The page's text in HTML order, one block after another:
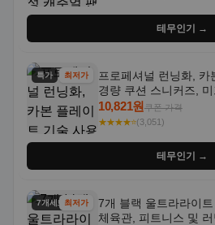
테무인기 →
특가 최저가
프로페셔널 런닝화,
경량 쿠션 스니커즈,
통기성 화이트-퍼플 그
닝 - 남성용, 여성용, 모
10,821원쿠폰 가격
★★★★⭐(3,051)
테무인기 →
7개세트최저가
7개 블랙 울트라라이
체육관, 피트니스 및